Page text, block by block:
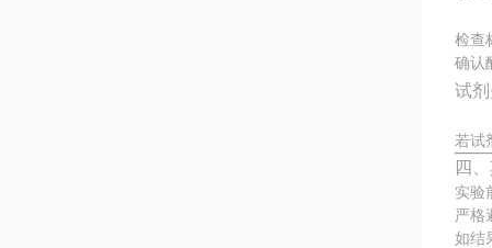
检查
确认
试
若试
四
实验
严格
如结